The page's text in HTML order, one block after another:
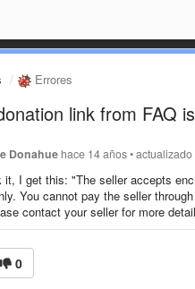
Errores
link from FAQ is
Donahue hace 14 años•actualizado
it, I get this: "The seller accepts
You cannot pay the seller
contact your seller for more
0